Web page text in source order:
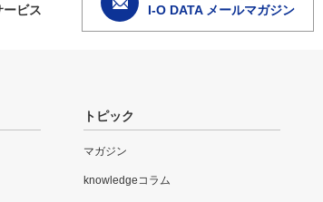
ービス
I-O DATA メールマガジン
トピック
マガジン
knowledgeコラム